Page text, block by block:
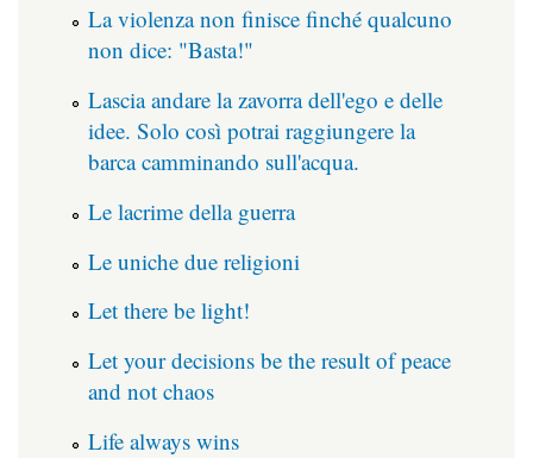
La violenza non finisce finché qualcuno
non dice: "Basta!"
Lascia andare la zavorra dell'ego e delle
idee. Solo così potrai raggiungere la
barca camminando sull'acqua.
Le lacrime della guerra
Le uniche due religioni
Let there be light!
Let your decisions be the result of peace
and not chaos
Life always wins